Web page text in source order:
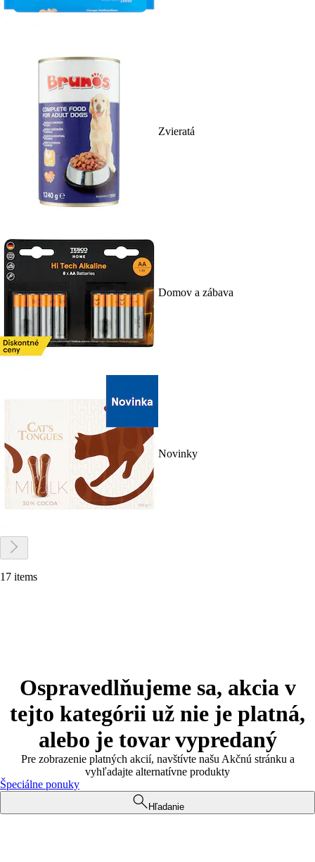
Zvieratá
Domov a zábava
Novinky
17 items
Ospravedlňujeme sa, akcia v
tejto kategórii už nie je platná,
alebo je tovar vypredaný
Pre zobrazenie platných akcií, navštívte našu Akčnú stránku a
vyhľadajte alternatívne produkty
Špeciálne ponuky
Hľadanie